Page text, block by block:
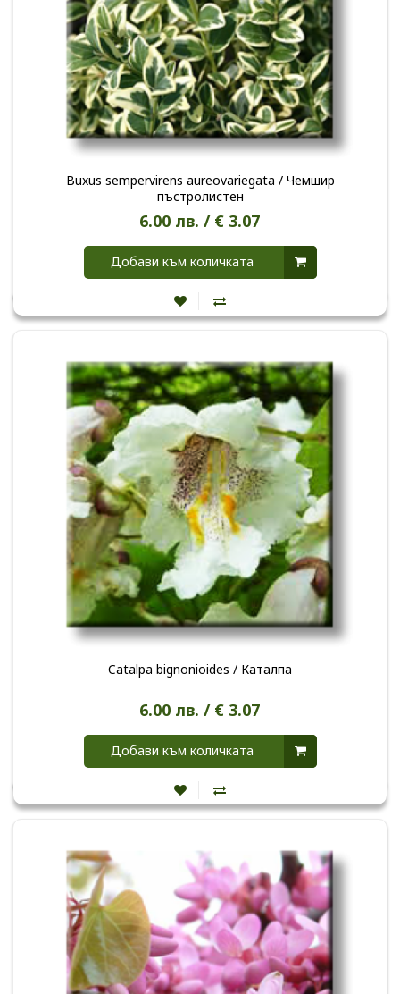
Buxus sempervirens aureovariegata / Чемшир
пъстролистен
6.00 лв. / € 3.07
Добави към количката
Catalpa bignonioides / Каталпа
6.00 лв. / € 3.07
Добави към количката